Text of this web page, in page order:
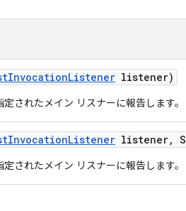
InvocationListener listener)
されたメイン リスナーに報告します。
InvocationListener listener,
されたメイン リスナーに報告します。